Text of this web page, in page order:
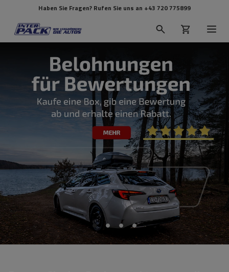
Haben Sie Fragen? Rufen Sie uns an +43 720 775899